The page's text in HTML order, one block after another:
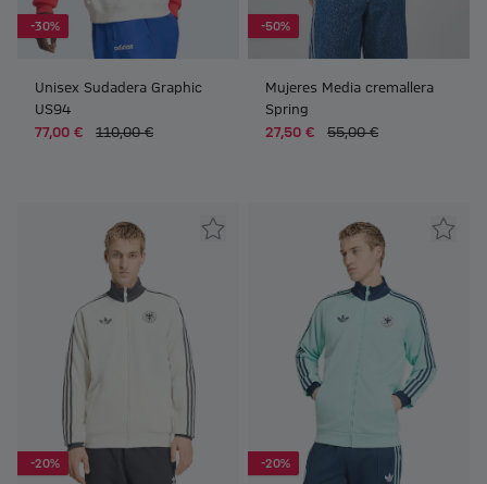
-30%
Unisex Sudadera Graphic
US94
77,00 €
110,00 €
-50%
Mujeres Media cremallera
Spring
27,50 €
55,00 €
-20% -20%